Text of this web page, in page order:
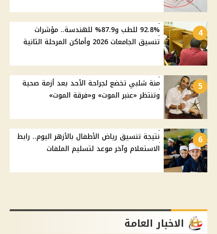
4
92.8% للطب و87.9% للهندسة.. مؤشرات
تنسيق الجامعات 2026 وأماكن المرحلة الثانية
5
منة شلبي تخضع لجراحة الأحد بعد أزمة صحية
وتنتظر «عنبر الموت» و«فرقة الموت»
6
نتيجة تنسيق رياض الأطفال بالأزهر اليوم.. رابط
الاستعلام وآخر موعد لتسليم الملفات
الاخبار العامة